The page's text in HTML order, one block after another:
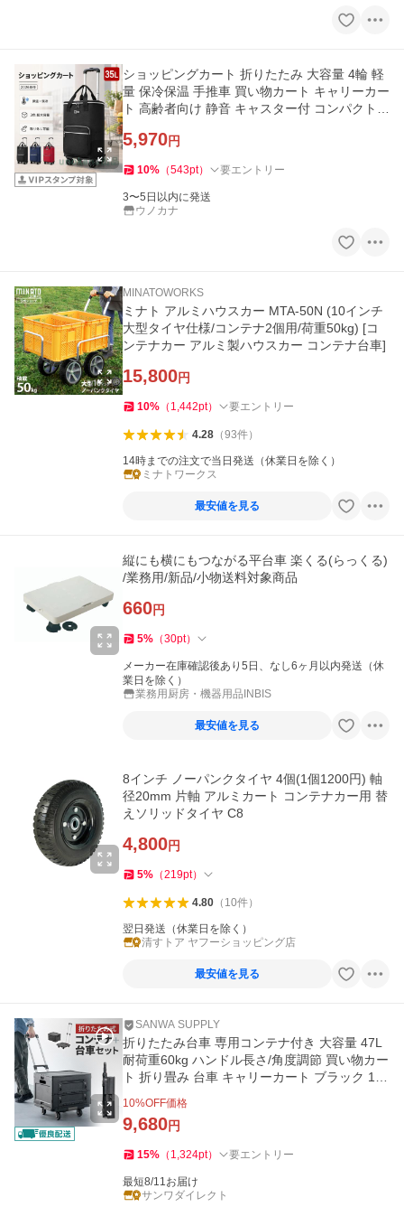
ショッピングカート 折りたたみ 大容量 4輪 軽
量 保冷保温 手推車 買い物カート キャリーカー
ト 高齢者向け 静音 キャスター付 コンパクト
5,970円
10% （543pt） 要エントリー
3〜5日以内に発送
ウノカナ
MINATOWORKS
ミナト アルミハウスカー MTA-50N (10インチ
大型タイヤ仕様/コンテナ2個用/荷重50kg) [コ
ンテナカー アルミ製ハウスカー コンテナ台車]
15,800円
10% （ 1,442pt） 要エントリー
4.28（93件）
14時までの注文で当日発送（休業日を除く）
ミナトワークス
最安値を見る
縦にも横にもつながる平台車 楽くる(らっくる)
/業務用/新品/小物送料対象商品
660円
5% （30pt）
メーカー在庫確認後あり5日、なし6ヶ月以内発送（休
業日を除く）
業務用厨房・機器用品INBIS
最安値を見る
8インチ ノーパンクタイヤ 4個(1個1200円) 軸
径20mm 片軸 アルミカート コンテナカー用 替
えソリッドタイヤ C8
4,800円
5% （219pt）
4.80（ 10件）
翌日発送（休業日を除く）
清すトア ヤフーショッピング店
最安値を見る
SANWA SUPPLY
折りたたみ台車 専用コンテナ付き 大容量 47L
耐荷重60kg ハンドル長さ/角度調節 買い物カー
ト 折り畳み 台車 キャリーカート ブラック 100
10%OFF価格
9,680円
15% （ 1,324pt） 要エントリー
最短8/11お届け
サンワダイレクト